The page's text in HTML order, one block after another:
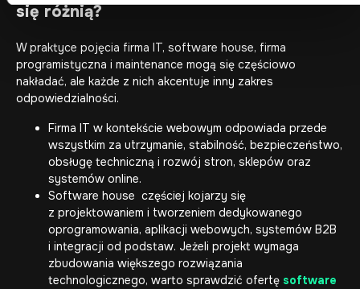
się różnią?
W praktyce pojęcia firma IT, software house, firma
programistyczna i maintenance mogą się częściowo
nakładać, ale każde z nich akcentuje inny zakres
odpowiedzialności.
Firma IT w kontekście webowym odpowiada przede
wszystkim za utrzymanie, stabilność, bezpieczeństwo,
obsługę techniczną i rozwój stron, sklepów oraz
systemów online.
Software house częściej kojarzy się
z projektowaniem i tworzeniem dedykowanego
oprogramowania, aplikacji webowych, systemów B2B
i integracji od podstaw. Jeżeli projekt wymaga
zbudowania większego rozwiązania
technologicznego, warto sprawdzić ofertę software